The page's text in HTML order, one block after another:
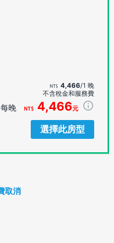
4,466/1 晚
不含稅金和服務費
每晚 4,466元
選擇此房型
取消